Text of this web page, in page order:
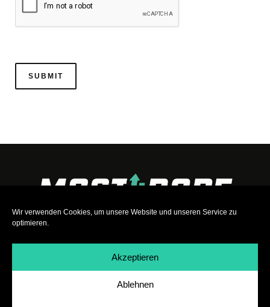
Wir verwenden Cookies, um unsere Website und unseren Service zu
optimieren.
Akzeptieren
Ablehnen
Datenschutz|Teilnahmebedingungen